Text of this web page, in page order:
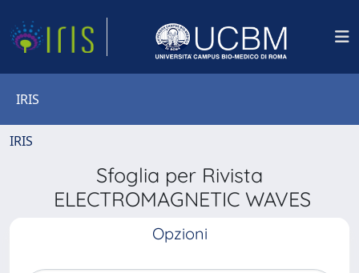
IRIS
IRIS
Sfoglia per Rivista
ELECTROMAGNETIC WAVES
Opzioni